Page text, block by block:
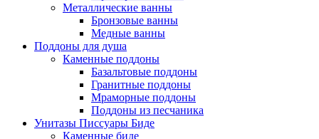
Металлические ванны
Бронзовые ванны
Медные ванны
Поддоны для душа
Каменные поддоны
Базальтовые поддоны
Гранитные поддоны
Мраморные поддоны
Поддоны из песчаника
Унитазы Писсуары Биде
Каменные биде